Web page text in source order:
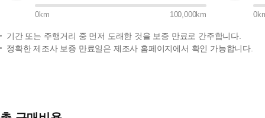
0km 100,000km 0
기간 또는 주행거리 중 먼저 도래한 것을 보증 만료로 간주합니다.
정확한 제조사 보증 만료일은 제조사 홈페이지에서 확인 가능합니다.